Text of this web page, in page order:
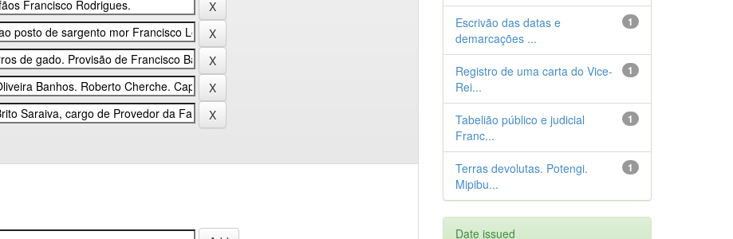
1
Escrivão das datas e
demarcações ...
1
Registro de uma carta do Vice-
Rei...
1
Tabelião público e judicial
Franc...
1
Terras devolutas. Potengi.
Mipibu...
Date issued